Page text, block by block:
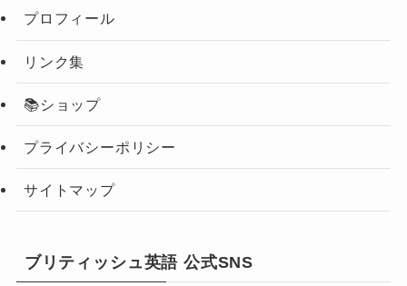
プロフィール
リンク集
📚ショップ
プライバシーポリシー
サイトマップ
ブリティッシュ英語 公式SNS